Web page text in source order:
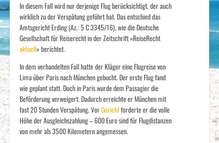
In diesem Fall wird nur derjenige Flug berücksichtigt, der auch
wirklich zu der Verspätung geführt hat. Das entschied das
Amtsgericht Erding (Az.: 5 C 3345/16), wie die Deutsche
Gesellschaft für Reiserecht in der Zeitschrift «ReiseRecht
aktuell» berichtet.
In dem verhandelten Fall hatte der Kläger eine Flugreise von
Lima über Paris nach München gebucht. Der erste Flug fand
wie geplant statt. Doch in Paris wurde dem Passagier die
Beförderung verweigert. Dadurch erreichte er München mit
fast 20 Stunden Verspätung. VorGerichtforderte er die volle
Höhe der Ausgleichszahlung – 600 Euro sind für Flugdistanzen
von mehr als 3500 Kilometern angemessen.